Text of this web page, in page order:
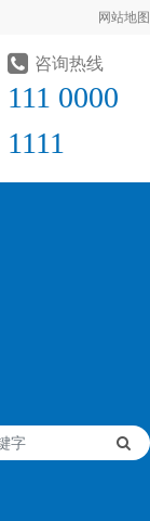
网站地图
咨询热线
111 0000
1111